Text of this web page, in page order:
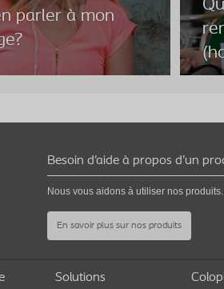
parler à mon
parler à mon
de son intimité n’est pas une
mais cela peut tout de même
Besoin d’aide à propos d’un
Nous vous aidons à utiliser nos produits.
En savoir plus sur nos produits
Solutions